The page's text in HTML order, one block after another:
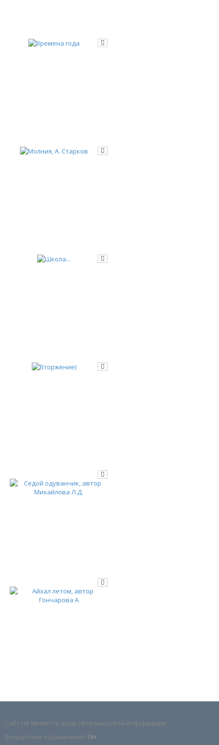
Сайт не является средством массовой информации.
Возрастное ограничение 18+